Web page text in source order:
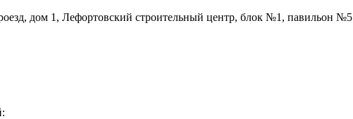
дом 1, Лефортовский строительный центр, блок №1, павильон №5